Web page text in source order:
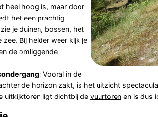
heel hoog is, maar door
het een prachtig
je duinen, bossen, het
Bij helder weer kijk je
de omliggende
Vooral in de
de horizon zakt, is het uitzicht
uitkijktoren ligt dichtbij de vuurtorenen is dus